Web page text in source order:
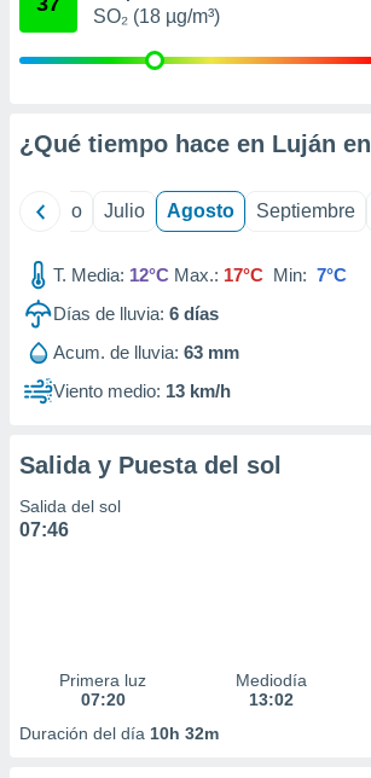
mediante
1199
SO₂ (18 µg/m³)
¿Qué tiempo hace en Luján en
Junio Julio Agosto Septiembre
T. Media: 12°C Max.: 17°C Min: 7°C
Días de lluvia: 6 días
Acum. de lluvia: 63 mm
Viento medio: 13 km/h
Salida y Puesta del sol
Salida del sol
07:46
Primera luz
07:20
Mediodía
13:02
Duración del día 10h 32m